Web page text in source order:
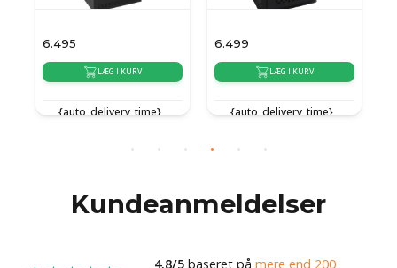
6.495
LÆG I KURV
{auto_delivery_time}
6.499
LÆG I KURV
{auto_delivery_time}
Kundeanmeldelser
4.8/5 baseret på mere end 200